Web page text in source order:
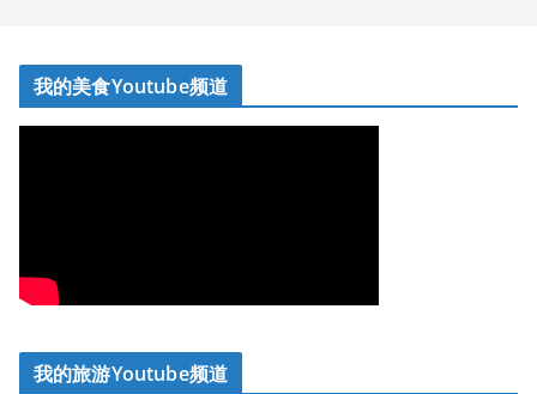
我的美食Youtube频道
我的旅游Youtube频道